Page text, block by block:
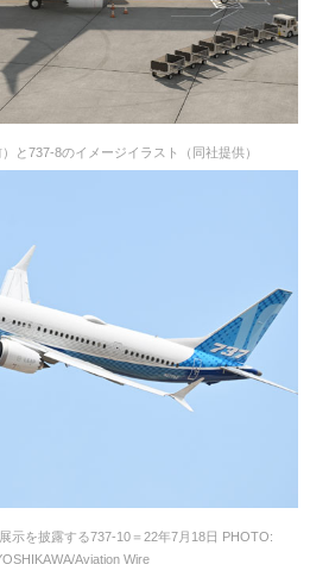
と737-8のイメージイラスト（同社提供）
示を披露する737-10＝22年7月18日 PHOTO:
Aviation Wire